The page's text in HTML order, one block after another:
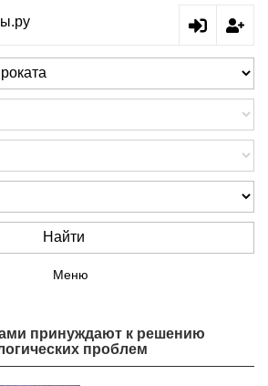
Найти
Меню
принуждают к решению
проблем